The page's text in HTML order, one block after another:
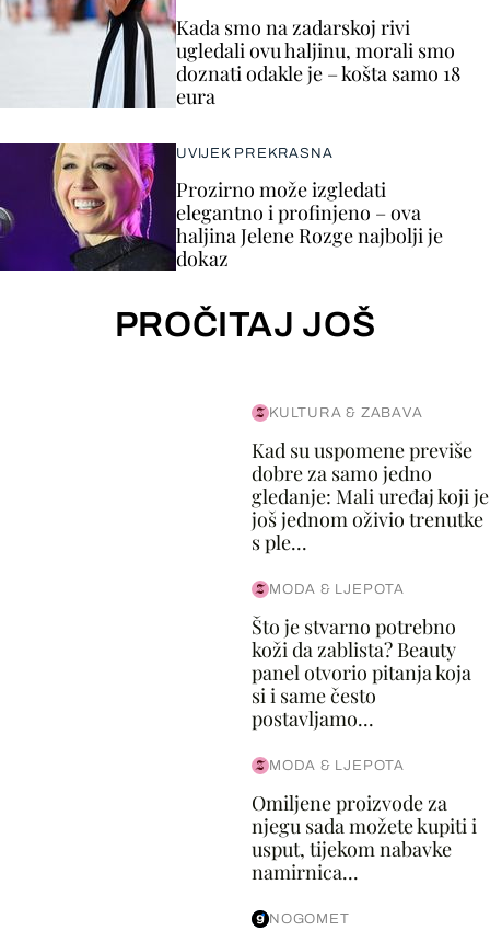
Kada smo na zadarskoj rivi
ugledali ovu haljinu, morali smo
doznati odakle je – košta samo 18
eura
UVIJEK PREKRASNA
Prozirno može izgledati
elegantno i profinjeno – ova
haljina Jelene Rozge najbolji je
dokaz
PROČITAJ JOŠ
KULTURA & ZABAVA
Kad su uspomene previše
dobre za samo jedno
gledanje: Mali uređaj koji je
još jednom oživio trenutke
s ple...
MODA & LJEPOTA
Što je stvarno potrebno
koži da zablista? Beauty
panel otvorio pitanja koja
si i same često
postavljamo...
MODA & LJEPOTA
Omiljene proizvode za
njegu sada možete kupiti i
usput, tijekom nabavke
namirnica...
NOGOMET